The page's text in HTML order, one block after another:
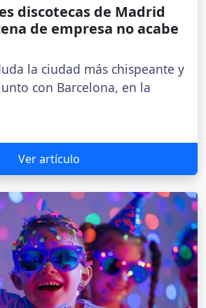
discotecas de Madrid
de empresa no acabe
la ciudad más chispeante y
con Barcelona, en la
Ver artículo